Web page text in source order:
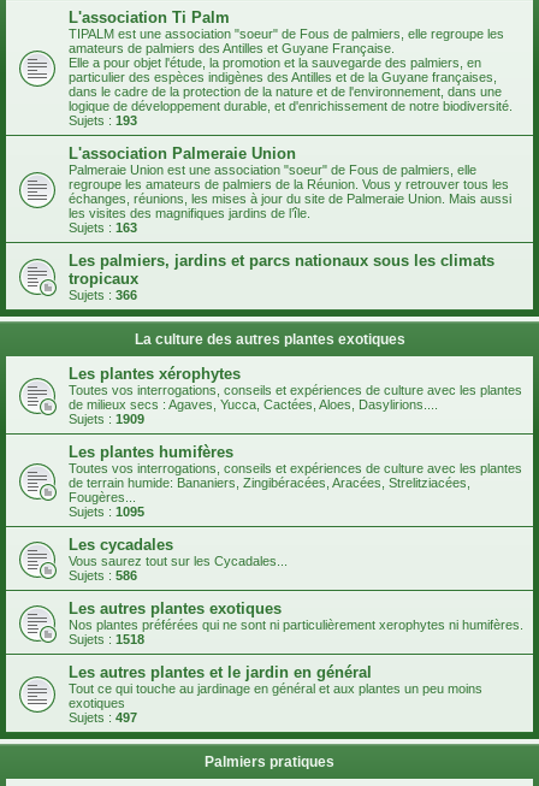
L'association Ti Palm
TIPALM est une association "soeur" de Fous de palmiers, elle regroupe les
amateurs de palmiers des Antilles et Guyane Française.
Elle a pour objet l'étude, la promotion et la sauvegarde des palmiers, en
particulier des espèces indigènes des Antilles et de la Guyane françaises,
dans le cadre de la protection de la nature et de l'environnement, dans une
logique de développement durable, et d'enrichissement de notre biodiversité.
Sujets : 193
L'association Palmeraie Union
Palmeraie Union est une association "soeur" de Fous de palmiers, elle
regroupe les amateurs de palmiers de la Réunion. Vous y retrouver tous les
échanges, réunions, les mises à jour du site de Palmeraie Union. Mais aussi
les visites des magnifiques jardins de l’île.
Sujets : 163
Les palmiers, jardins et parcs nationaux sous les climats
tropicaux
Sujets : 366
La culture des autres plantes exotiques
Les plantes xérophytes
Toutes vos interrogations, conseils et expériences de culture avec les plantes
de milieux secs : Agaves, Yucca, Cactées, Aloes, Dasylirions....
Sujets : 1909
Les plantes humifères
Toutes vos interrogations, conseils et expériences de culture avec les plantes
de terrain humide: Bananiers, Zingibéracées, Aracées, Strelitziacées,
Fougères...
Sujets : 1095
Les cycadales
Vous saurez tout sur les Cycadales...
Sujets : 586
Les autres plantes exotiques
Nos plantes préférées qui ne sont ni particulièrement xerophytes ni humifères.
Sujets : 1518
Les autres plantes et le jardin en général
Tout ce qui touche au jardinage en général et aux plantes un peu moins
exotiques
Sujets : 497
Palmiers pratiques